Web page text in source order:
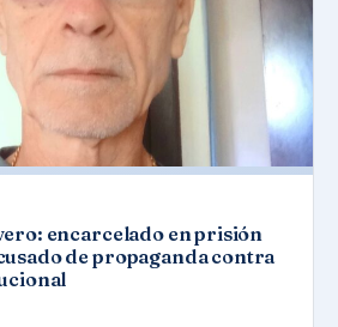
encarcelado en prisión
de propaganda contra